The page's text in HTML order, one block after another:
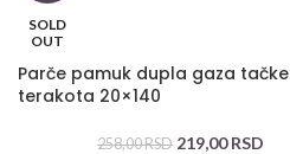
SOLD
OUT
Parče pamuk dupla gaza tačke
terakota 20×140
258,00RSD 219,00RSD